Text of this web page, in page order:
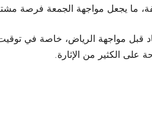
ما يجعل مواجهة الجمعة فرصة
الرياض، خاصة في توقيت
الكثير من الإثارة.